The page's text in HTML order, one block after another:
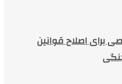
برای اصلاح قوانین